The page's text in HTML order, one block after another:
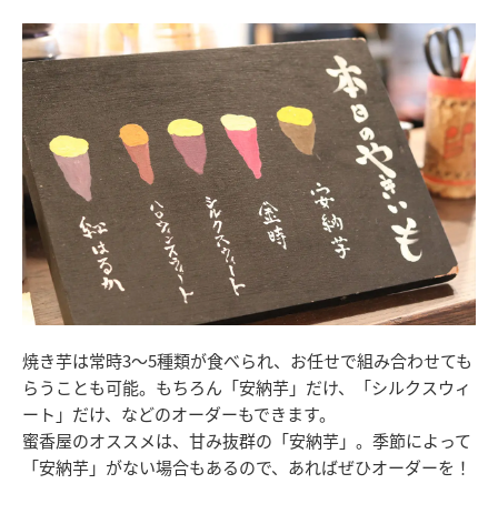
焼き芋は常時3〜5種類が食べられ、お任せで組み合わせても
らうことも可能。もちろん「安納芋」だけ、「シルクスウィ
ート」だけ、などのオーダーもできます。
蜜香屋のオススメは、甘み抜群の「安納芋」。季節によって
「安納芋」がない場合もあるので、あればぜひオーダーを！